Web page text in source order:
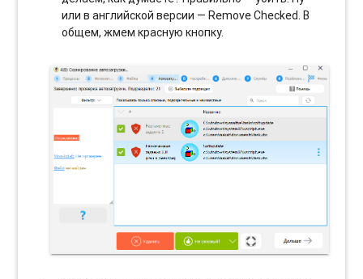
или в английской версии — Remove Checked. В
общем, жмем красную кнопку.